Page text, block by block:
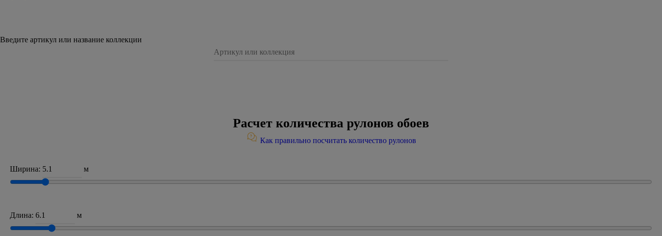
Введите артикул или название коллекции
Расчет количества рулонов обоев
Как правильно посчитать количество рулонов
Ширина: м
Длина: м